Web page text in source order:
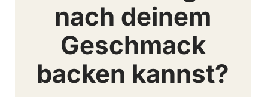
nach deinem
Geschmack
backen kannst?